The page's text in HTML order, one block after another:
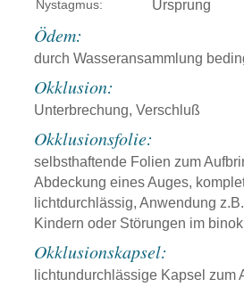
Nystagmus: Ursprung
Ödem:
durch Wasseransammlung
Okklusion:
Unterbrechung, Verschluß
Okklusionsfolie:
selbsthaftende Folien zum
Abdeckung eines Auges,
lichtdurchlässig, Anwendung
Kindern oder Störungen im
Okklusionskapsel:
lichtundurchlässige Kapsel zum